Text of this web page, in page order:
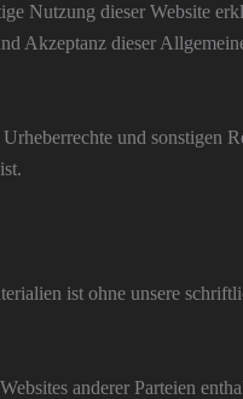
Nutzung dieser Website
Akzeptanz dieser
und sonstigen
ist ohne unsere
anderer Parteien